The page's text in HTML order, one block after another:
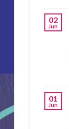
02
Jun
01
Jun